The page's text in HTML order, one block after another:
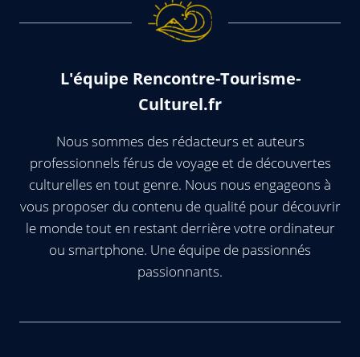
L'équipe Rencontre-Tourisme-
Culturel.fr
Nous sommes des rédacteurs et auteurs
professionnels férus de voyage et de découvertes
culturelles en tout genre. Nous nous engageons à
vous proposer du contenu de qualité pour découvrir
le monde tout en restant derrière votre ordinateur
ou smartphone. Une équipe de passionnés
passionnants.